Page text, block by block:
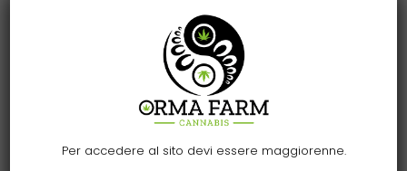
Barneys Farm –
Barneys Farm –
Per accedere al sito devi essere maggiorenne.